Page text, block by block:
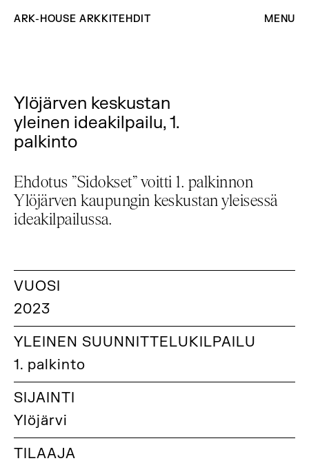
ARK-HOUSE ARKKITEHDIT MENU
Ylöjärven keskustan
yleinen ideakilpailu, 1.
palkinto
Ehdotus ”Sidokset” voitti 1. palkinnon
Ylöjärven kaupungin keskustan yleisessä
ideakilpailussa.
VUOSI
2023
YLEINEN SUUNNITTELUKILPAILU
1. palkinto
SIJAINTI
Ylöjärvi
TILAAJA